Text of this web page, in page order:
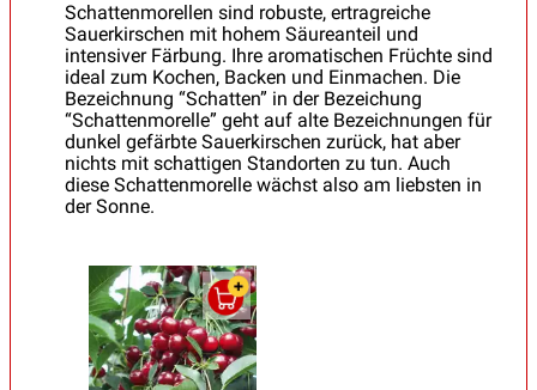
Schattenmorellen sind robuste, ertragreiche
Sauerkirschen mit hohem Säureanteil und
intensiver Färbung. Ihre aromatischen Früchte sind
ideal zum Kochen, Backen und Einmachen. Die
Bezeichnung “Schatten” in der Bezeichung
“Schattenmorelle” geht auf alte Bezeichnungen für
dunkel gefärbte Sauerkirschen zurück, hat aber
nichts mit schattigen Standorten zu tun. Auch
diese Schattenmorelle wächst also am liebsten in
der Sonne.